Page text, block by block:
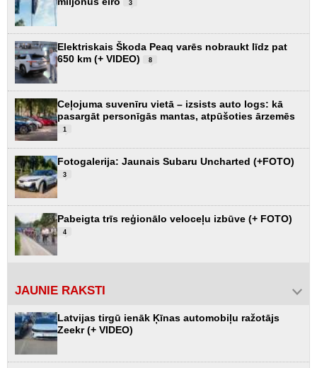
3
Elektriskais Škoda Peaq varēs nobraukt līdz pat
650 km (+ VIDEO)
8
Ceļojuma suvenīru vietā – izsists auto logs: kā
pasargāt personīgās mantas, atpūšoties ārzemēs
1
Fotogalerija: Jaunais Subaru Uncharted (+FOTO)
3
Pabeigta trīs reģionālo veloceļu izbūve (+ FOTO)
4
JAUNIE RAKSTI
Latvijas tirgū ienāk Ķīnas automobiļu ražotājs
Zeekr (+ VIDEO)